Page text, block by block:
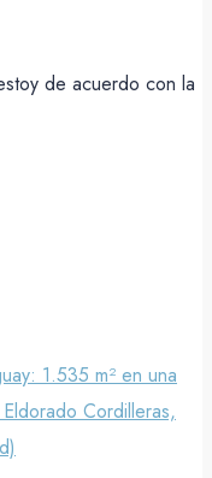
de acuerdo con la